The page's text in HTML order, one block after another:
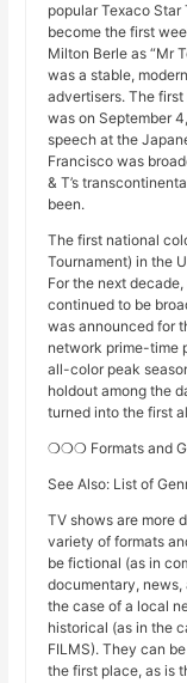
popular Texaco
become the first
Milton Berle as “Mr
was a stable,
advertisers. The
was on September
speech at the
Francisco was
& T’s
been.
The first national
Tournament) in the
For the next
continued to be
was announced for
network prime-time
all-color peak
holdout among the
turned into the first
❍❍❍ Formats and
See Also: List of
TV shows are more
variety of formats
be fictional (as in
documentary, news,
the case of a local
historical (as in the
FILMS). They can
the first place, as is